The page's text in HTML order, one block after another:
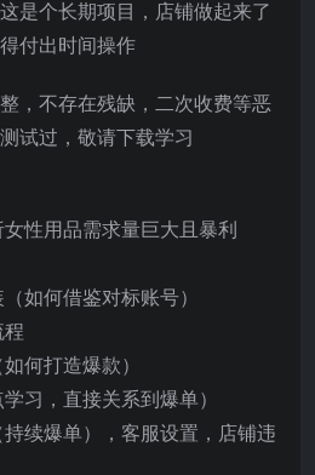
是个长期项目，店铺做起来了
付出时间操作
，不存在残缺，二次收费等恶
试过，敬请下载学习
性用品需求量巨大且暴利
如何借鉴对标账号）
何打造爆款）
习，直接关系到爆单）
续爆单），客服设置，店铺违